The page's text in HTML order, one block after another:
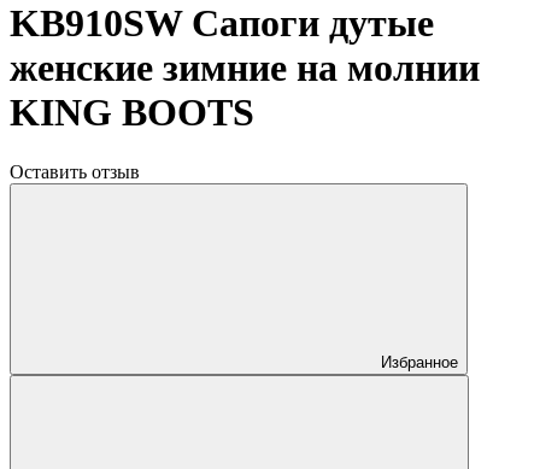
KB910SW Сапоги дутые
женские зимние на молнии
KING BOOTS
Оставить отзыв
Избранное